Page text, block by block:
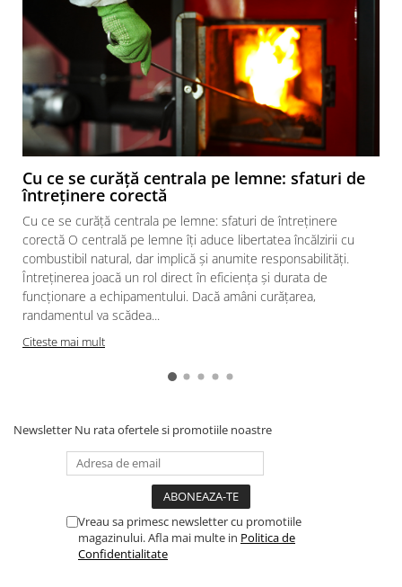
Cu ce se curăță centrala pe lemne: sfaturi de
întreținere corectă
Cu ce se curăță centrala pe lemne: sfaturi de întreținere
corectă O centrală pe lemne îți aduce libertatea încălzirii cu
combustibil natural, dar implică și anumite responsabilități.
Întreținerea joacă un rol direct în eficiența și durata de
funcționare a echipamentului. Dacă amâni curățarea,
randamentul va scădea...
Citeste mai mult
Newsletter Nu rata ofertele si promotiile noastre
Vreau sa primesc newsletter cu promotiile
magazinului. Afla mai multe in Politica de
Confidentialitate